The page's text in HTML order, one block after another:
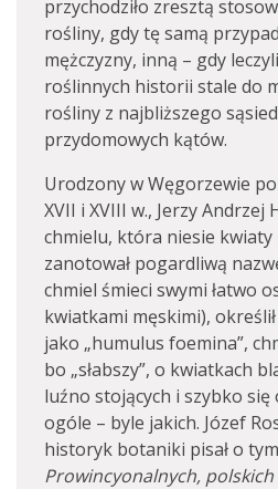
przychodziło zresztą
rośliny, gdy tę samą
mężczyzny, inną – gdy
roślinnych historii stale do
rośliny z najbliższego
przydomowych kątów.
Urodzony w Węgorzewie
XVII i XVIII w., Jerzy
chmielu, która niesie
zanotował pogardliwą
chmiel śmieci swymi łatwo
kwiatkami męskimi),
jako „humulus foemina”,
bo „słabszy”, o kwiatkach
luźno stojących i szybko się
ogóle – byle jakich. Józef
historyk botaniki pisał o
Prowincyonalnych, polskich